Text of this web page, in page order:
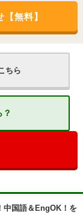
無料】
ちら
中国語＆EngOK！を